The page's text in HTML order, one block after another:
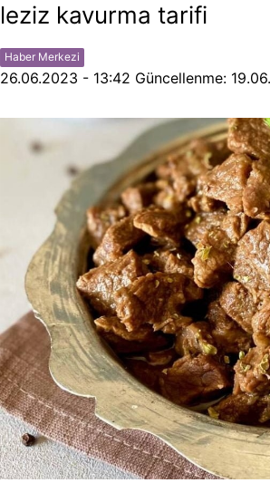
leziz kavurma tarifi
Haber Merkezi
26.06.2023 - 13:42 Güncellenme: